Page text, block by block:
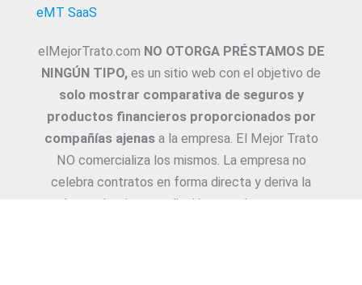
eMT SaaS
elMejorTrato.com NO OTORGA PRÉSTAMOS DE
NINGÚN TIPO, es un sitio web con el objetivo de
solo mostrar comparativa de seguros y
productos financieros proporcionados por
compañías ajenasa la empresa. El Mejor Trato
NO comercializa los mismos. La empresa no
celebra contratos en forma directa y deriva la
Asesoría e intermediación a productores y